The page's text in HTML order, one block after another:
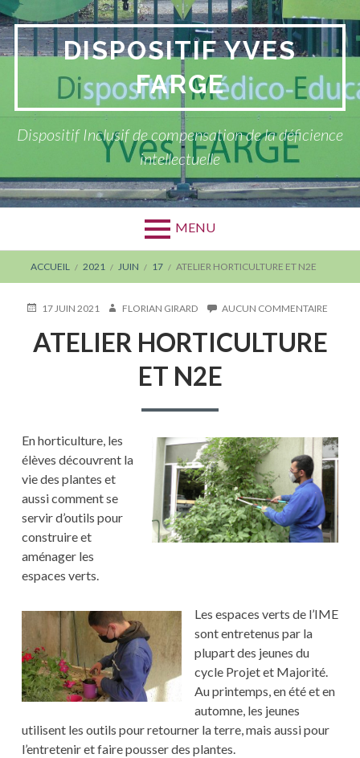
Aller
au
contenu
DISPOSITIF YVES
FARGE
Dispositif Inclusif de compensation de la déficience
intellectuelle
MENU
FIL
D'ARIANE
ACCUEIL 2021 JUIN 17 ATELIER HORTICULTURE ET N2E
PUBLIÉ17 JUIN 2021 AUTEUR
FLORIAN GIRARD AUCUN COMMENTAIRE
ATELIER HORTICULTURE
ET N2E
En horticulture, les
élèves découvrent la
vie des plantes et
aussi comment se
servir d’outils pour
construire et
aménager les
espaces verts.
Les espaces verts de l’IME
sont entretenus par la
plupart des jeunes du
cycle Projet et Majorité.
Au printemps, en été et en
automne, les jeunes
utilisent les outils pour retourner la terre, mais aussi pour
l’entretenir et faire pousser des plantes.